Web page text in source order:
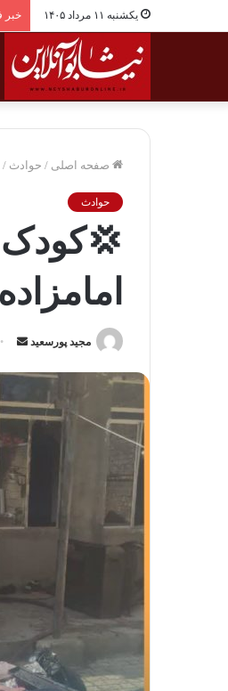
یکشنبه ۱۱ مرداد ۱۴۰۵ خبر
صفحه اصلی / حوادث /
حوادث
💢کودک
مجید پورسعید
ا
ک
ی